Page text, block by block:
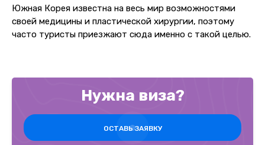
Южная Корея известна на весь мир возможностями
своей медицины и пластической хирургии, поэтому
часто туристы приезжают сюда именно с такой целью.
Нужна виза?
ОСТАВЬ ЗАЯВКУ